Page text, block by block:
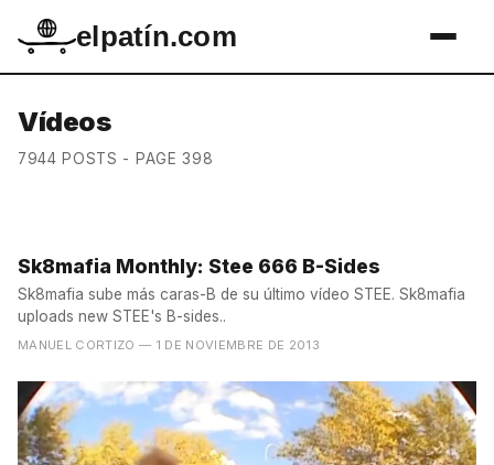
elpatín.com
Vídeos
7944 POSTS - PAGE 398
Sk8mafia Monthly: Stee 666 B-Sides
Sk8mafia sube más caras-B de su último vídeo STEE. Sk8mafia
uploads new STEE's B-sides..
MANUEL CORTIZO — 1 DE NOVIEMBRE DE 2013